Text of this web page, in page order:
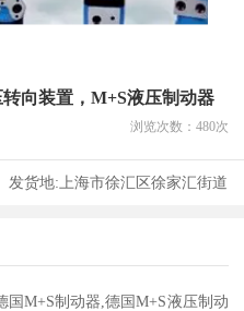
向装置，M+S液压制动器
浏览次数： 480次
发货地:上海市徐汇区徐家汇街道
国M+S制动器,德国M+S液压制动